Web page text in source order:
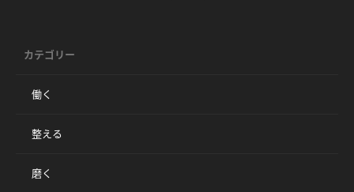
カテゴリー
働く
整える
磨く